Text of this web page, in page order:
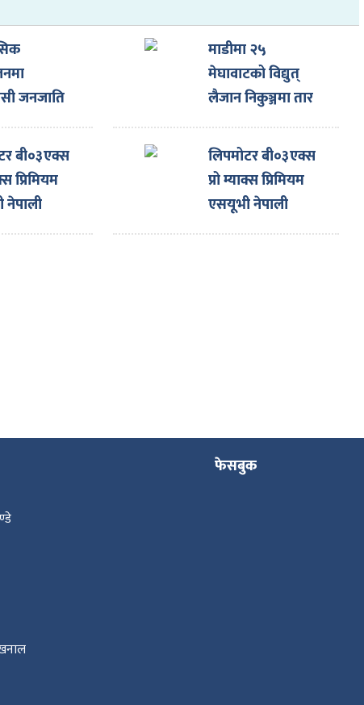
जनजाति
महत्त्वपूर्ण
उपराष्ट्रपति
माडीमा २५
मेघावाटको विद्युत्
लैजान निकुञ्जमा तार
भूमिगत गरिँदै
बी०३एक्स
प्रिमियम
मूल्य कति
लिपमोटर बी०३एक्स
प्रो म्याक्स प्रिमियम
एसयूभी नेपाली
बजारमा, मूल्य कति
फेसबुक